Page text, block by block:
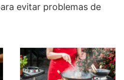
evitar problemas de